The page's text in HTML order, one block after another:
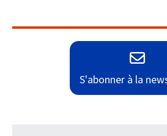
S'abonner à la